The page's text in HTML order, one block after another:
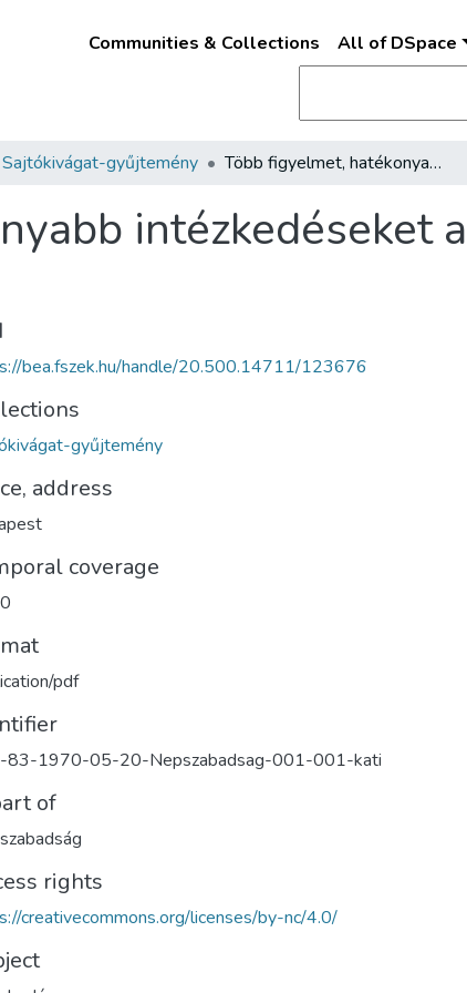
Communities & Collections All of DSpace
Sajtókivágat-gyűjtemény Több figyelmet, hatékonyabb intézkedéseket a közlekedés további javítására
intézkedéseket
bea.fszek.hu/handle/20.500.14711/123676
gyűjtemény
address
coverage
pdf
83-1970-05-20-Nepszabadsag-001-001-kati
of
rights
creativecommons.org/licenses/by-nc/4.0/